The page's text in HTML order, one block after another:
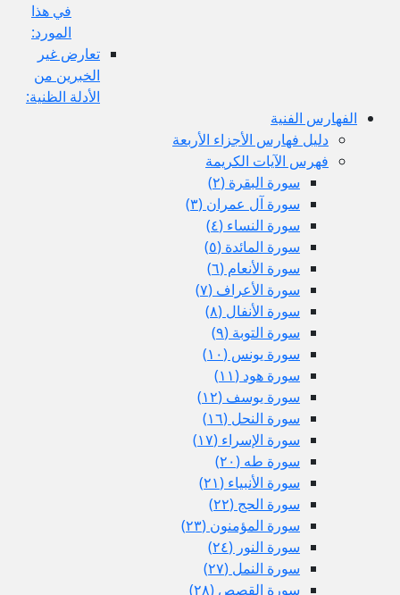
في هذا
المورد:
تعارض غير
الخبرين من
الأدلة الظنية:
الفهارس الفنية
دليل فهارس الأجزاء الأربعة
فهرس الآيات الكريمة
سورة البقرة (٢)
سورة آل عمران (٣)
سورة النساء (٤)
سورة المائدة (٥)
سورة الأنعام (٦)
سورة الأعراف (٧)
سورة الأنفال (٨)
سورة التوبة (٩)
سورة يونس (١٠)
سورة هود (١١)
سورة يوسف (١٢)
سورة النحل (١٦)
سورة الإسراء (١٧)
سورة طه (٢٠)
سورة الأنبياء (٢١)
سورة الحج (٢٢)
سورة المؤمنون (٢٣)
سورة النور (٢٤)
سورة النمل (٢٧)
سورة القصص (٢٨)